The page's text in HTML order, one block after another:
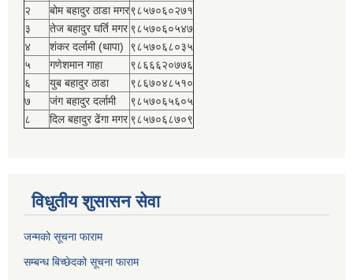
२
बोम बहादुर ठाडा मगर९८५७०६०२७१
३
तेज बहादुर घर्ति मगर ९८५७०६०५४७
४
शंकर दर्लामी (थापा)
९८५७०६८०३५
५
गणेशमान गाहा
९८६६६२०७७६
६
युब बहादुर ठाडा
९८६७०४८५१०
७
जंग बहादुर दर्लामी
९८५७०६५६०५
८
दिल बहादुर ढेंगा मगर ९८५७०६८७०९
विधुतीय शुसासन सेवा
जन्मको सूचना फाराम
सम्बन्ध बिच्छेदको सूचना फाराम